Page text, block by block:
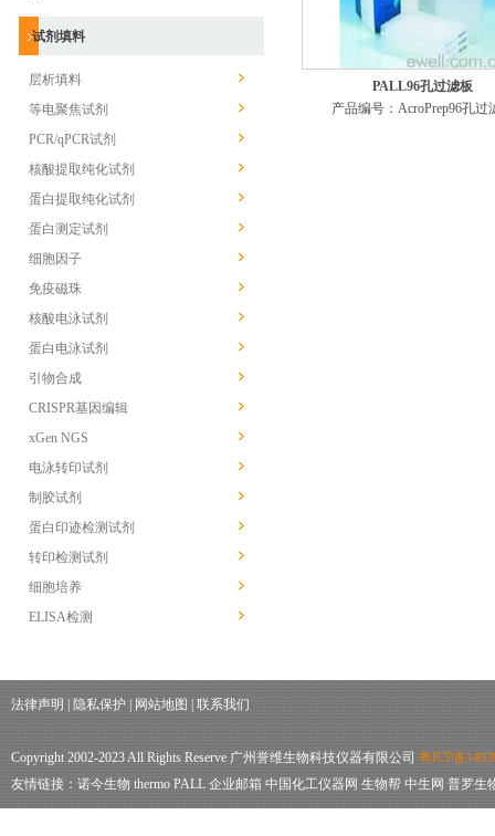
试剂填料
层析填料
等电聚焦试剂
PCR/qPCR试剂
核酸提取纯化试剂
蛋白提取纯化试剂
蛋白测定试剂
细胞因子
免疫磁珠
核酸电泳试剂
蛋白电泳试剂
引物合成
CRISPR基因编辑
xGen NGS
电泳转印试剂
制胶试剂
蛋白印迹检测试剂
转印检测试剂
细胞培养
ELISA检测
PALL96孔过滤板
产品编号：AcroPrep96孔过
法律声明 隐私保护 网站地图 联系我们
Copyright 2002-2023 All Rights Reserve 广州誉维生物科技仪器有限公司 粤ICP备
友情链接： 诺今生物 thermo PALL 企业邮箱 中国化工仪器网 生物帮 中生网 普罗生